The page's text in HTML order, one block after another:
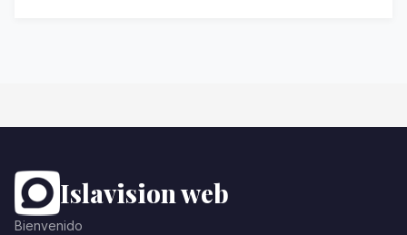
Islavision web
Bienvenido